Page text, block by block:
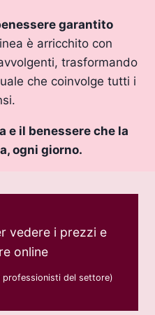
garantito
è arricchito con
trasformando
che coinvolge tutti i
e il benessere che la
ogni giorno.
vedere i prezzi e
online
del settore)